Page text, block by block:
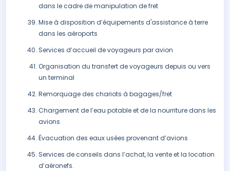
dans le cadre de manipulation de fret
Mise à disposition d’équipements d'assistance à terre
dans les aéroports
Services d’accueil de voyageurs par avion
Organisation du transfert de voyageurs depuis ou vers
un terminal
Remorquage des chariots à bagages/fret
Chargement de l’eau potable et de la nourriture dans les
avions
Évacuation des eaux usées provenant d’avions
Services de conseils dans l’achat, la vente et la location
d’aéronefs.